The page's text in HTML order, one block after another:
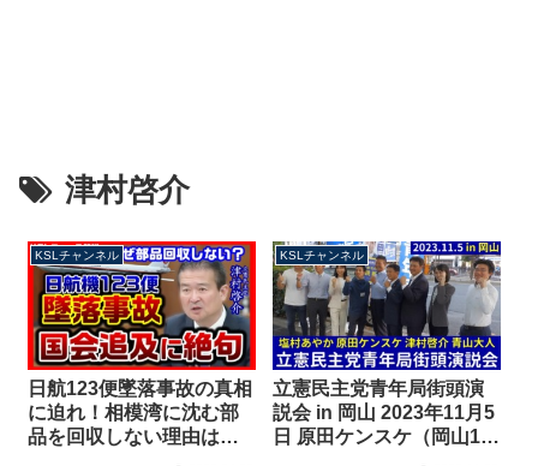
津村啓介
KSLチャンネル
日航123便墜落事故の真相
に迫れ！相模湾に沈む部
品を回収しない理由は？
KSLチャンネル
立憲民主党青年局街頭演
説会 in 岡山 2023年11月5
日 原田ケンスケ（岡山1